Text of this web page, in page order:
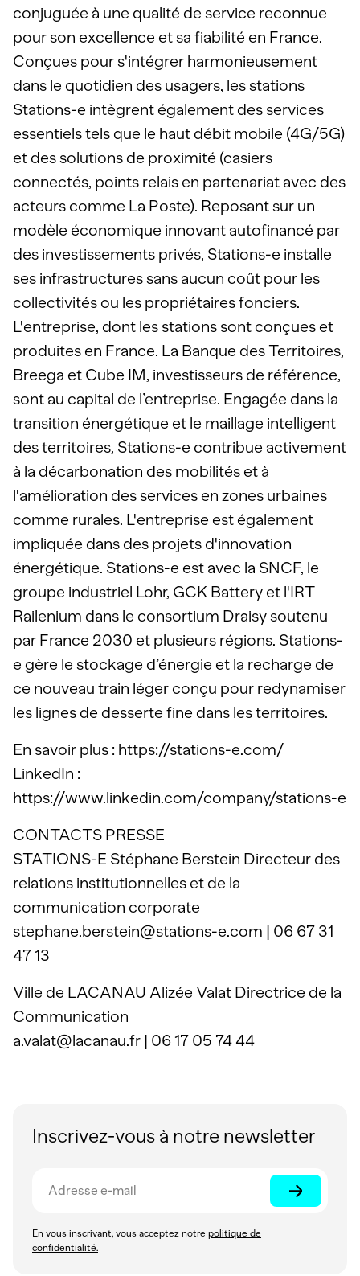
Inscrivez-vous à notre newsletter
En vous inscrivant, vous acceptez notre politique de
confidentialité.
conjuguée à une qualité de service reconnue
pour son excellence et sa fiabilité en France.
Conçues pour s'intégrer harmonieusement
dans le quotidien des usagers, les stations
Stations-e intègrent également des services
essentiels tels que le haut débit mobile (4G/5G)
et des solutions de proximité (casiers
connectés, points relais en partenariat avec des
acteurs comme La Poste). Reposant sur un
modèle économique innovant autofinancé par
des investissements privés, Stations-e installe
ses infrastructures sans aucun coût pour les
collectivités ou les propriétaires fonciers.
L'entreprise, dont les stations sont conçues et
produites en France. La Banque des Territoires,
Breega et Cube IM, investisseurs de référence,
sont au capital de l’entreprise. Engagée dans la
transition énergétique et le maillage intelligent
des territoires, Stations-e contribue activement
à la décarbonation des mobilités et à
l'amélioration des services en zones urbaines
comme rurales. L'entreprise est également
impliquée dans des projets d'innovation
énergétique. Stations-e est avec la SNCF, le
groupe industriel Lohr, GCK Battery et l'IRT
Railenium dans le consortium Draisy soutenu
par France 2030 et plusieurs régions. Stations-
e gère le stockage d’énergie et la recharge de
ce nouveau train léger conçu pour redynamiser
les lignes de desserte fine dans les territoires.
En savoir plus : https://stations-e.com/
LinkedIn :
https://www.linkedin.com/company/stations-e
CONTACTS PRESSE
STATIONS-E Stéphane Berstein Directeur des
relations institutionnelles et de la
communication corporate
stephane.berstein@stations-e.com | 06 67 31
47 13
Ville de LACANAU Alizée Valat Directrice de la
Communication
a.valat@lacanau.fr | 06 17 05 74 44